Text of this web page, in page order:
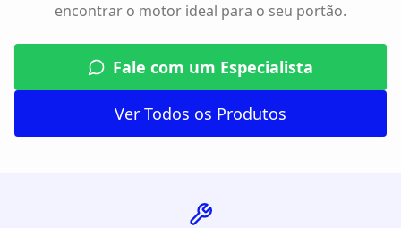
encontrar o motor ideal para o seu portão.
Fale com um Especialista
Ver Todos os Produtos